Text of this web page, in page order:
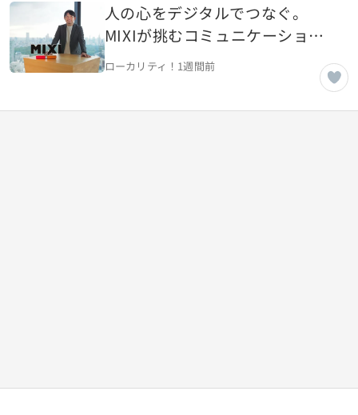
人の心をデジタルでつなぐ。
MIXIが挑むコミュニケーション
「Me Time」を「We Time」
に。「誰かと驚き、楽しみ、語
ローカリティ！ 1週間前